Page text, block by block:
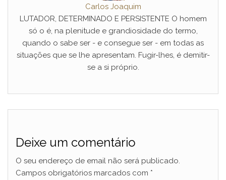
Carlos Joaquim
LUTADOR, DETERMINADO E PERSISTENTE O homem
só o é, na plenitude e grandiosidade do termo,
quando o sabe ser - e consegue ser - em todas as
situações que se lhe apresentam. Fugir-lhes, é demitir-
se a si próprio.
Deixe um comentário
O seu endereço de email não será publicado.
Campos obrigatórios marcados com *